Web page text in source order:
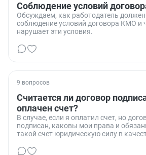
Соблюдение условий
Обсуждаем, как работодатель должен
соблюдение условий договора КМО и
нарушает эти условия.
9 вопросов
Считается ли договор
оплачен счет?
В случае, если я оплатил счет, но
подписан, каковы мои права и
такой счет юридическую силу в